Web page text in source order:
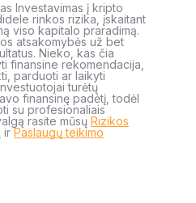
Investavimas į kripto
rinkos rizika, įskaitant
viso kapitalo praradimą.
atsakomybės už bet
Nieko, kas čia
finansine rekomendacija,
parduoti ar laikyti
turėtų
finansinę padėtį, todėl
su profesionaliais
rasite mūsų Rizikos
irPaslaugų teikimo